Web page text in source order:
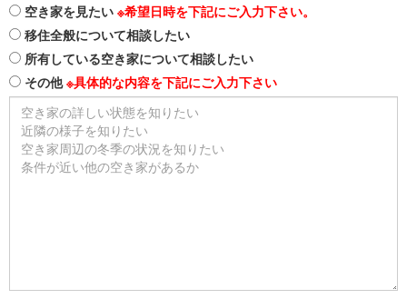
空き家を見たい ※希望日時を下記にご入力下さい。
移住全般について相談したい
所有している空き家について相談したい
その他※具体的な内容を下記にご入力下さい